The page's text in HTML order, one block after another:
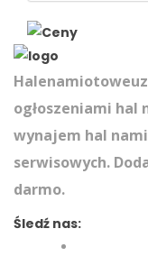
ogłoszeniami hal
wynajem hal
serwisowych.
darmo.
Śledź nas: